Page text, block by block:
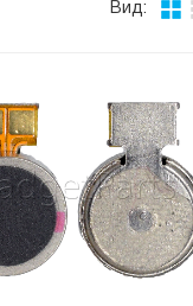
Вид: